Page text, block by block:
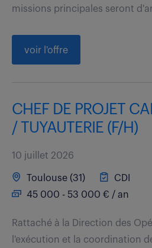
missions principales seront
voir l'offre
CHEF DE PROJET
/ TUYAUTERIE (F/H)
10 juillet 2026
Toulouse (31)
CDI
45 000 - 53 000 € / an
Rattaché à la Direction des
l'exécution et la coordination